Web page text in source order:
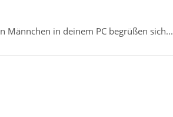
Männchen in deinem PC begrüßen sich...